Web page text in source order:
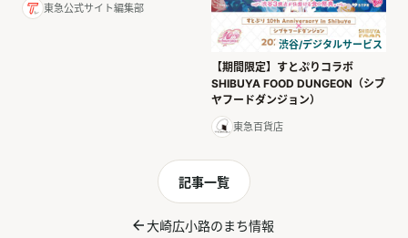
東急公式サイト編集部
渋谷/デジタルサービス
【期間限定】すとぷりコラボ
SHIBUYA FOOD DUNGEON（シブ
ヤフードダンジョン）
東急百貨店
記事一覧
大崎広小路のまち情報